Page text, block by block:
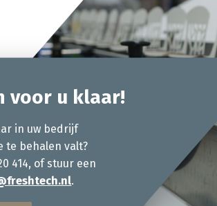
voor u klaar!
in uw bedrijf
te behalen valt?
414, of stuur een
.